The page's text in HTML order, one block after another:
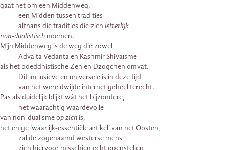
gaat het om een Middenweg,
een Midden tussen tradities –
althans die tradities die zich letterlijk
non-dualistisch noemen.
Mijn Middenweg is de weg die zowel
Advaita Vedanta en Kashmir Shivaïsme
als het boeddhistische Zen en Dzogchen omvat.
Dit inclusieve en universele is in deze tijd
van het wereldwijde internet geheel terecht.
Pas als duidelijk blijkt wát het bijzondere,
het waarachtig waardevolle
van non-dualisme op zich is,
het enige ‘waarlijk-essentiële artikel’ van het Oosten,
zal de zogenaamd westerse mens
zich hiervoor misschien echt openstellen